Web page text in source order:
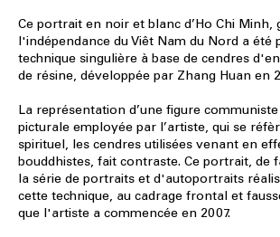
Ce portrait en noir et blanc d’Ho Chi Minh,
l'indépendance du Viêt Nam du Nord a été
technique singulière à base de cendres
de résine, développée par Zhang Huan en
La représentation d’une figure
picturale employée par l’artiste, qui se
spirituel, les cendres utilisées venant en
bouddhistes, fait contraste. Ce portrait, de
la série de portraits et d'autoportraits
cette technique, au cadrage frontal et
que l'artiste a commencée en 2007.